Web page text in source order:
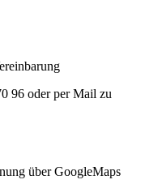
96 oder per Mail zu
über GoogleMaps